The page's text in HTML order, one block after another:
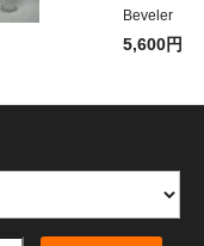
Beveler
5,600円